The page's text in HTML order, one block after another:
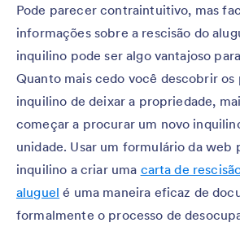
Pode parecer contraintuitivo, mas
informações sobre a rescisão do
inquilino pode ser algo vantajoso
Quanto mais cedo você descobrir os
inquilino de deixar a propriedade,
começar a procurar um novo
unidade. Usar um formulário da web
inquilino a criar uma carta de
aluguel é uma maneira eficaz de
formalmente o processo de